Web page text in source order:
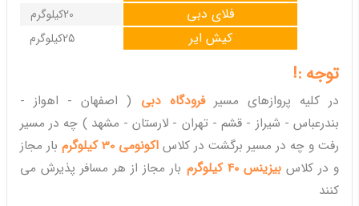
20کیلوگرم فلای دبی
25کیلوگرم کیش ایر
توجه :!
در کلیه پروازهای مسیرفرودگاه دبی ( اصفهان - اهواز -
بندرعباس - شیراز - قشم - تهران - لارستان - مشهد ) چه در مسیر
رفت و چه در مسیر برگشت در کلاس اکونومی 30 کیلوگرم
بار مجاز
و در کلاسبیزینس 40 کیلوگرم
بار مجاز از هر مسافر پذیرش می
کنند